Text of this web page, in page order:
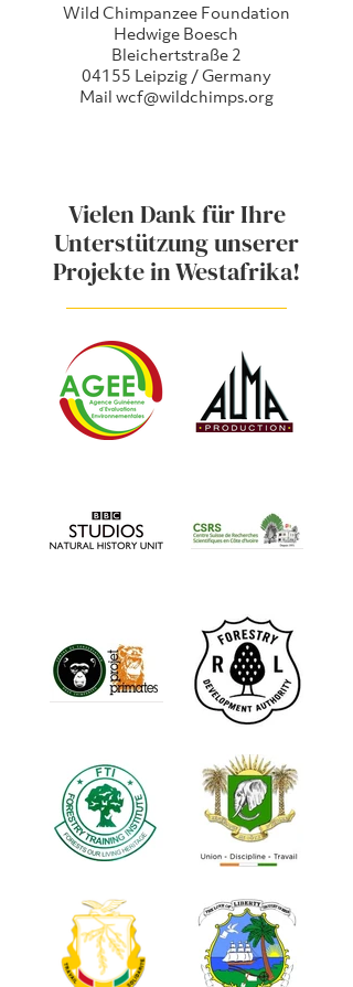
Wild Chimpanzee Foundation
Hedwige Boesch
Bleichertstraße 2
04155 Leipzig / Germany
Mail wcf@wildchimps.org
Vielen Dank für Ihre
Unterstützung unserer
Projekte in Westafrika!